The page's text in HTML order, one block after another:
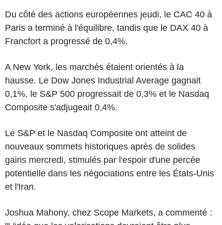
Du côté des actions européennes jeudi, le CAC 40 à
Paris a terminé à l'équilibre, tandis que le DAX 40 à
Francfort a progressé de 0,4%.
A New York, les marchés étaient orientés à la
hausse. Le Dow Jones Industrial Average gagnait
0,1%, le S&P 500 progressait de 0,3% et le Nasdaq
Composite s'adjugeait 0,4%.
Le S&P et le Nasdaq Composite ont atteint de
nouveaux sommets historiques après de solides
gains mercredi, stimulés par l'espoir d'une percée
potentielle dans les négociations entre les États-Unis
et l'Iran.
Joshua Mahony, chez Scope Markets, a commenté :